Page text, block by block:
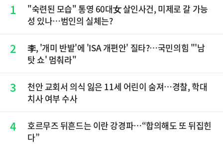
1
"숙련된 모습" 통영 60대女 살인사건, 미제로 갈 가능
성 있나…범인의 실체는?
2
李, '개미 반발'에 'ISA 개편안' 질타?…국민의힘 "'남
탓 쇼' 멈춰라"
3
천안 교회서 의식 잃은 11세 어린이 숨져…경찰, 학대
치사 여부 수사
4
호르무즈 뒤흔드는 이란 강경파…“합의해도 또 뒤집힌
다”